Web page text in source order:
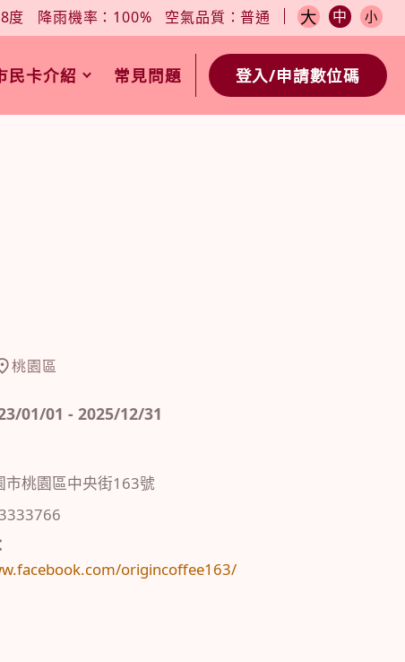
度 降雨機率：100% 空氣品質：普通 大 中 小
今日天氣：27-28度 降雨機率：100% 空氣品質：普通
民卡介紹 常見問題 登入/申請數位碼
桃園區
01/01 - 2025/12/31
市桃園區中央街163號
origincoffee163/